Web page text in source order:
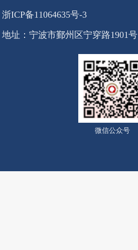
浙ICP备11064635号-3
地址：宁波市鄞州区宁穿路1901号
微信公众号